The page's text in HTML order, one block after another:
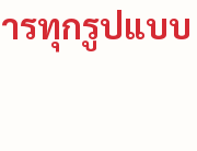
รทุกรูปแบบ